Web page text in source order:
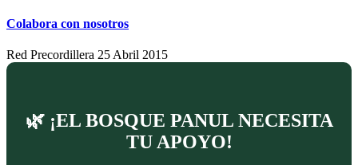
Colabora con nosotros
Red Precordillera 25 Abril 2015
🌿 ¡EL BOSQUE PANUL NECESITA
TU APOYO!